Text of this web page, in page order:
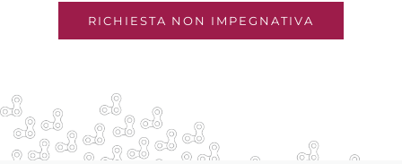
RICHIESTA NON IMPEGNATIVA